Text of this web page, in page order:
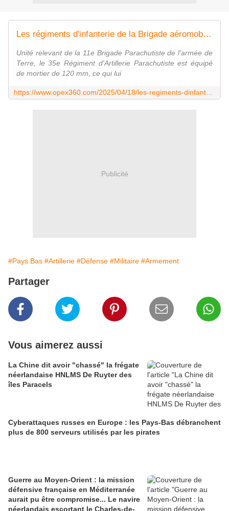
Les régiments d'infanterie de la Brigade aéromobile néerlandaise retrouvent leurs mortiers de 120 mm - Zone Militaire
Unité relevant de la 11e Brigade Parachutiste de l'armée de
Terre, le 35e Régiment d'Artillerie Parachutiste est équipé
de mortier de 120 mm, ce qui lui
Publicité
#Pays Bas #Artillerie #Défense #Militaire #Armement
Partager
Vous aimerez aussi
La Chine dit avoir "chassé" la frégate
néerlandaise HNLMS De Ruyter des
îles Paracels
Cyberattaques russes en Europe : les Pays-Bas débranchent
plus de 800 serveurs utilisés par les pirates
Guerre au Moyen-Orient : la mission
défensive française en Méditerranée
aurait pu être compromise... Le navire
néerlandais escortant le Charles-de-